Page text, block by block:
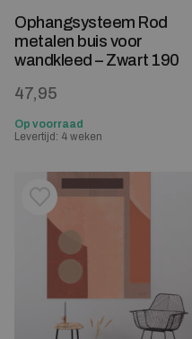
Ophangsysteem Rod
metalen buis voor
wandkleed – Zwart 190
47,95
Op voorraad
Levertijd: 4 weken
Toevoegen aan
Verwijderen van